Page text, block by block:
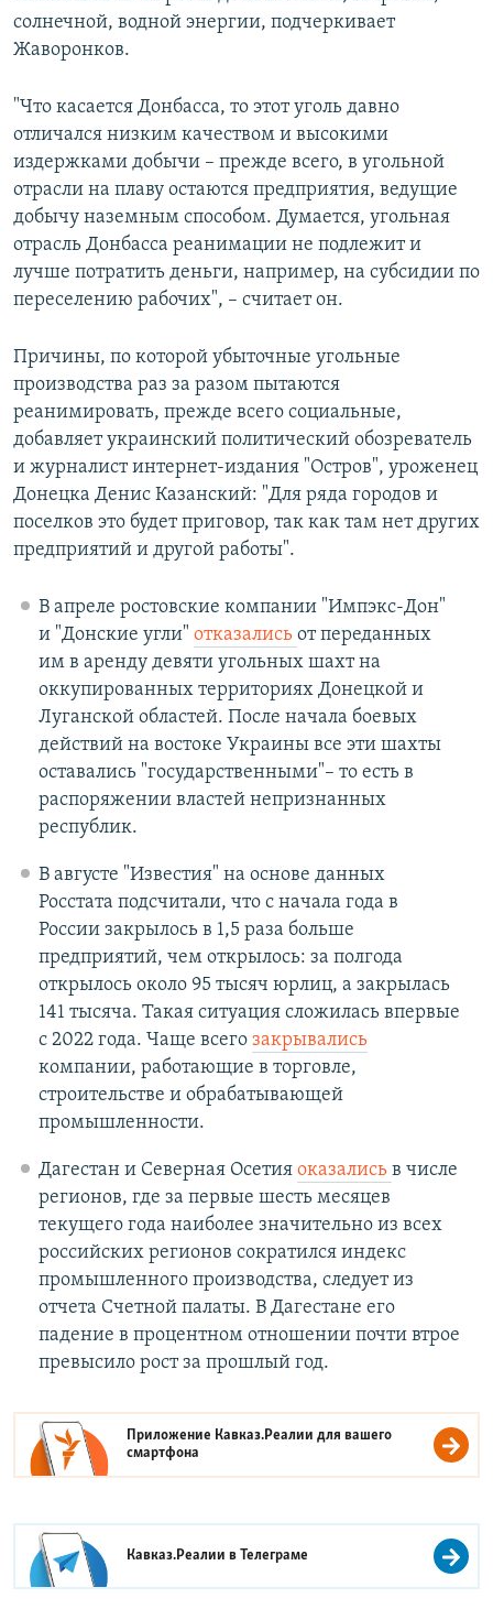
солнечной, водной энергии, подчеркивает
Жаворонков.
"Что касается Донбасса, то этот уголь давно
отличался низким качеством и высокими
издержками добычи – прежде всего, в угольной
отрасли на плаву остаются предприятия, ведущие
добычу наземным способом. Думается, угольная
отрасль Донбасса реанимации не подлежит и
лучше потратить деньги, например, на субсидии по
переселению рабочих", – считает он.
Причины, по которой убыточные угольные
производства раз за разом пытаются
реанимировать, прежде всего социальные,
добавляет украинский политический обозреватель
и журналист интернет-издания "Остров", уроженец
Донецка Денис Казанский: "Для ряда городов и
поселков это будет приговор, так как там нет других
предприятий и другой работы".
В апреле ростовские компании "Импэкс-Дон"
и "Донские угли" отказались от переданных
им в аренду девяти угольных шахт на
оккупированных территориях Донецкой и
Луганской областей. После начала боевых
действий на востоке Украины все эти шахты
оставались "государственными"– то есть в
распоряжении властей непризнанных
республик.
В августе "Известия" на основе данных
Росстата подсчитали, что с начала года в
России закрылось в 1,5 раза больше
предприятий, чем открылось: за полгода
открылось около 95 тысяч юрлиц, а закрылась
141 тысяча. Такая ситуация сложилась впервые
с 2022 года. Чаще всего закрывались
компании, работающие в торговле,
строительстве и обрабатывающей
промышленности.
Дагестан и Северная Осетия оказались в числе
регионов, где за первые шесть месяцев
текущего года наиболее значительно из всех
российских регионов сократился индекс
промышленного производства, следует из
отчета Счетной палаты. В Дагестане его
падение в процентном отношении почти втрое
превысило рост за прошлый год.
Приложение Кавказ.Реалии для вашего
смартфона
Кавказ.Реалии вТелеграме